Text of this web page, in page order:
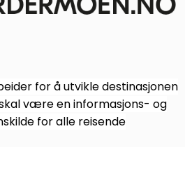
for å utvikle destinasjonen
være en informasjons- og
for alle reisende